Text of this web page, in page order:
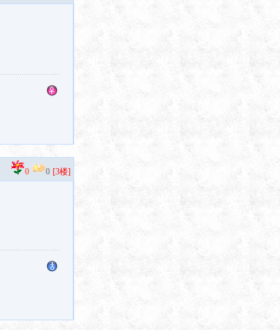
0 0 [3楼]